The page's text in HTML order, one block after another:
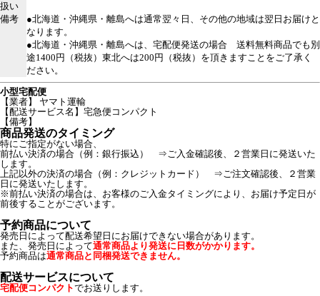
扱い
備考
●北海道・沖縄県・離島へは通常翌々日、その他の地域は翌日お届けと
なります。
●北海道・沖縄県・離島へは、宅配便発送の場合 送料無料商品でも別
途1400円（税抜）東北へは200円（税抜）を頂きますことをご了承く
ださい。
小型宅配便
【業者】 ヤマト運輸
【配送サービス名】宅急便コンパクト
【備考】
商品発送のタイミング
特にご指定がない場合、
前払い決済の場合（例：銀行振込） ⇒ご入金確認後、２営業日に発送いた
します。
上記以外の決済の場合（例：クレジットカード） ⇒ご注文確認後、２営業
日に発送いたします。
※前払い決済の場合は、お客様のご入金タイミングにより、お届け予定日が
前後することがございます。
予約商品について
発売日によって配送希望日にお届けできない場合があります。
また、発売日によって通常商品より発送に日数がかかります。
予約商品は通常商品と同梱発送できません。
配送サービスについて
宅配便コンパクトでお送りします。